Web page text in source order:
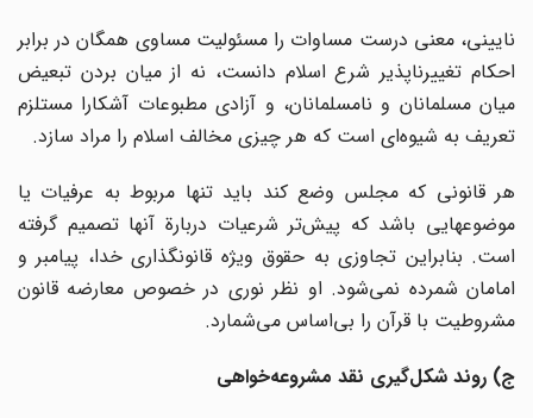
نایینی، معنی درست مساوات را مسئولیت مساوی همگان در برابر
احکام تغییرناپذیر شرع اسلام دانست، نه از میان بردن تبعیض
میان مسلمانان و نامسلمانان، و آزادی مطبوعات آشکارا مستلزم
تعریف به شیوه‌ای است که هر چیزی مخالف اسلام را مراد سازد.
هر قانونی که مجلس وضع کند باید تنها مربوط به عرفیات یا
موضوعهایی باشد که پیش‌تر شرعیات دربارة آنها تصمیم گرفته
است. بنابراین تجاوزی به حقوق ویژه قانونگذاری خدا، پیامبر و
امامان شمرده نمی‌شود. او نظر نوری در خصوص معارضه قانون
مشروطیت با قرآن را بی‌اساس می‌شمارد.
ج) روند شکل‌گیری نقد مشروعه‌خواهی